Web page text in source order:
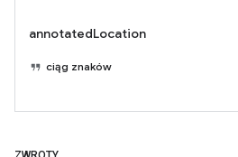
annotatedLocation
ciąg znaków